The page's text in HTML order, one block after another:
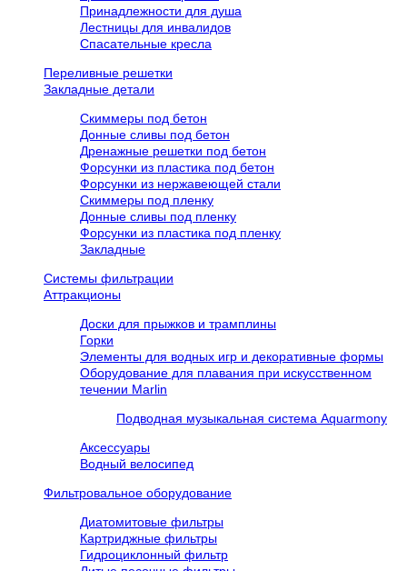
Принадлежности для душа
Лестницы для инвалидов
Спасательные кресла
Переливные решетки
Закладные детали
Скиммеры под бетон
Донные сливы под бетон
Дренажные решетки под бетон
Форсунки из пластика под бетон
Форсунки из нержавеющей стали
Скиммеры под пленку
Донные сливы под пленку
Форсунки из пластика под пленку
Закладные
Системы фильтрации
Аттракционы
Доски для прыжков и трамплины
Горки
Элементы для водных игр и декоративные формы
Оборудование для плавания при искусственном
течении Marlin
Подводная музыкальная система Aquarmony
Аксессуары
Водный велосипед
Фильтровальное оборудование
Диатомитовые фильтры
Картриджные фильтры
Гидроциклонный фильтр